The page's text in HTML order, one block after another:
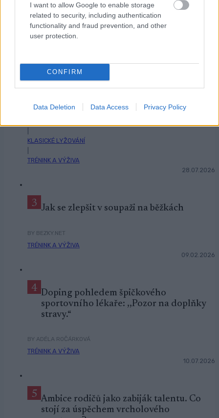
I want to allow Google to enable storage
related to security, including authentication
functionality and fraud prevention, and other
user protection.
CONFIRM
Data Deletion Data Access Privacy Policy
BY INGEBORG SCHEVE
TRÉNINK A VÝŽIVA
Z biatlonu do běžecké stopy: Jakub
BY ADÉLA ROČÁRKOVÁ
KLASICKÉ LYŽOVÁNÍ
TRÉNINK A VÝŽIVA
28.07.2026
3 Jak se zlepšit v soupaži na běžkách
BY BEZKY.NET
TRÉNINK A VÝŽIVA
09.02.2026
4 Doping pohledem špičkového
sportovního lékaře: ,,Pozor na doplňky
stravy.“
BY ADÉLA ROČÁRKOVÁ
TRÉNINK A VÝŽIVA
10.07.2026
5 Ambice rodičů jako zabiják talentu. Co
stojí za úspěchem vrcholového